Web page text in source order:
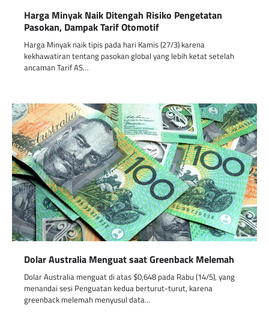
Harga Minyak Naik Ditengah Risiko Pengetatan
Pasokan, Dampak Tarif Otomotif
Harga Minyak naik tipis pada hari Kamis (27/3) karena
kekhawatiran tentang pasokan global yang lebih ketat setelah
ancaman Tarif AS…
Dolar Australia Menguat saat Greenback Melemah
Dolar Australia menguat di atas $0,648 pada Rabu (14/5), yang
menandai sesi Penguatan kedua berturut-turut, karena
greenback melemah menyusul data…